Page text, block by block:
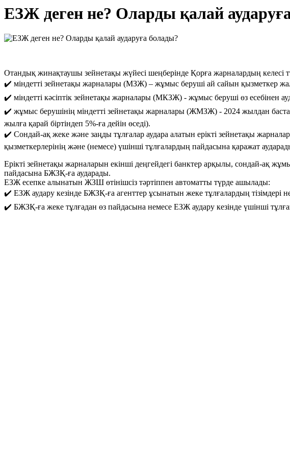
ЕЗЖ деген не? Оларды қалай
Отандық жинақтаушы зейнетақы жүйесі шеңберінде Қорға жарналардың келесі
✔️ ️міндетті зейнетақы жарналары (МЗЖ) – жұмыс беруші ай сайын қызметкер
✔️ міндетті кәсіптік зейнетақы жарналары (МКЗЖ) - жұмыс беруші өз есебінен
✔️ жұмыс берушінің міндетті зейнетақы жарналары (ЖМЗЖ) - 2024 жылдан
жылға қарай біртіндеп 5%-ға дейін өседі).
✔️ Сондай-ақ жеке және заңды тұлғалар аудара алатын ерікті зейнетақы
қызметкерлерінің және (немесе) үшінші тұлғалардың пайдасына қаражат
Ерікті зейнетақы жарналарын екінші деңгейдегі банктер арқылы, сондай-ақ
пайдасына БЖЗҚ-ға аударады.
ЕЗЖ есепке алынатын ЖЗШ өтінішсіз тәртіппен автоматты түрде ашылады:
✔️ ЕЗЖ аудару кезінде БЖЗҚ-ға агенттер ұсынатын жеке тұлғалардың тізімдері
✔️ БЖЗҚ-ға жеке тұлғадан өз пайдасына немесе ЕЗЖ аудару кезінде үшінші